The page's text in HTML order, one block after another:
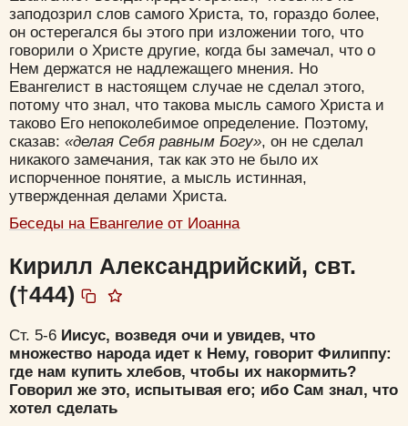
заподозрил слов самого Христа, то, гораздо более,
он остерегался бы этого при изложении того, что
говорили о Христе другие, когда бы замечал, что о
Нем держатся не надлежащего мнения. Но
Евангелист в настоящем случае не сделал этого,
потому что знал, что такова мысль самого Христа и
таково Его непоколебимое определение. Поэтому,
сказав: «делая Себя равным Богу», он не сделал
никакого замечания, так как это не было их
испорченное понятие, а мысль истинная,
утвержденная делами Христа.
Беседы на Евангелие от Иоанна
Кирилл Александрийский, свт.
(†444)
Ст. 5-6 Иисус, возведя очи и увидев, что
множество народа идет к Нему, говорит Филиппу:
где нам купить хлебов, чтобы их накормить?
Говорил же это, испытывая его; ибо Сам знал, что
хотел сделать